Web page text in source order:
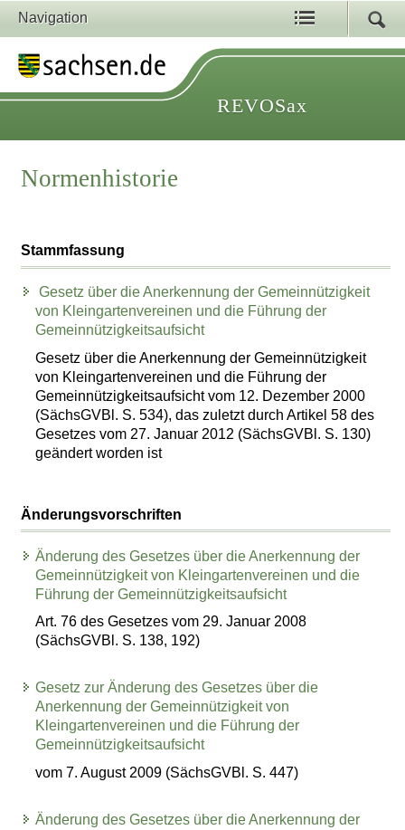
Navigation
REVOSax
Normenhistorie
Stammfassung
Gesetz über die Anerkennung der Gemeinnützigkeit
von Kleingartenvereinen und die Führung der
Gemeinnützigkeitsaufsicht
Gesetz über die Anerkennung der Gemeinnützigkeit
von Kleingartenvereinen und die Führung der
Gemeinnützigkeitsaufsicht vom 12. Dezember 2000
(SächsGVBl. S. 534), das zuletzt durch Artikel 58 des
Gesetzes vom 27. Januar 2012 (SächsGVBl. S. 130)
geändert worden ist
Änderungsvorschriften
Änderung des Gesetzes über die Anerkennung der
Gemeinnützigkeit von Kleingartenvereinen und die
Führung der Gemeinnützigkeitsaufsicht
Art. 76 des Gesetzes vom 29. Januar 2008
(SächsGVBl. S. 138, 192)
Gesetz zur Änderung des Gesetzes über die
Anerkennung der Gemeinnützigkeit von
Kleingartenvereinen und die Führung der
Gemeinnützigkeitsaufsicht
vom 7. August 2009 (SächsGVBl. S. 447)
Änderung des Gesetzes über die Anerkennung der